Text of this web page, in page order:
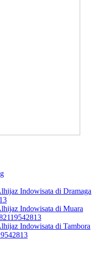
Indowisata di Dramaga
Indowisata di Muara
Indowisata di Tambora